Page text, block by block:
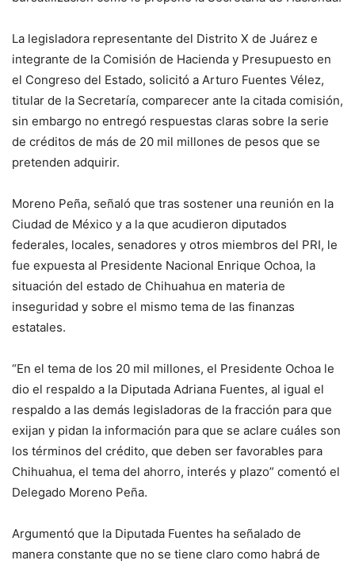
La legisladora representante del Distrito X de Juárez e
integrante de la Comisión de Hacienda y Presupuesto en
el Congreso del Estado, solicitó a Arturo Fuentes Vélez,
titular de la Secretaría, comparecer ante la citada comisión,
sin embargo no entregó respuestas claras sobre la serie
de créditos de más de 20 mil millones de pesos que se
pretenden adquirir.
Moreno Peña, señaló que tras sostener una reunión en la
Ciudad de México y a la que acudieron diputados
federales, locales, senadores y otros miembros del PRI, le
fue expuesta al Presidente Nacional Enrique Ochoa, la
situación del estado de Chihuahua en materia de
inseguridad y sobre el mismo tema de las finanzas
estatales.
“En el tema de los 20 mil millones, el Presidente Ochoa le
dio el respaldo a la Diputada Adriana Fuentes, al igual el
respaldo a las demás legisladoras de la fracción para que
exijan y pidan la información para que se aclare cuáles son
los términos del crédito, que deben ser favorables para
Chihuahua, el tema del ahorro, interés y plazo” comentó el
Delegado Moreno Peña.
Argumentó que la Diputada Fuentes ha señalado de
manera constante que no se tiene claro como habrá de